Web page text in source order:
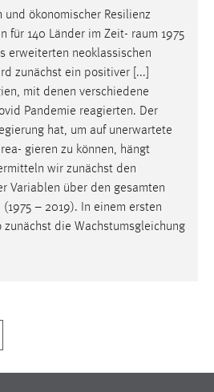
ökonomischer Resilienz
für 140 Länder im Zeit- raum 1975
erweiterten neoklassischen
zunächst ein positiver [...]
mit denen verschiedene
Pandemie reagierten. Der
hat, um auf unerwartete
gieren zu können, hängt
wir zunächst den
Variablen über den gesamten
(1975 – 2019). In einem ersten
die Wachstumsgleichung